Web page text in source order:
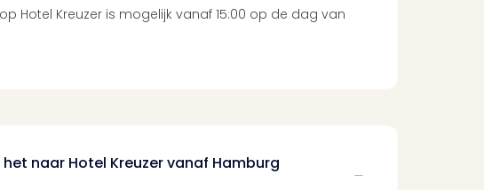
Hotel Kreuzer is mogelijk vanaf 15:00 op de dag van
het naar Hotel Kreuzer vanaf Hamburg